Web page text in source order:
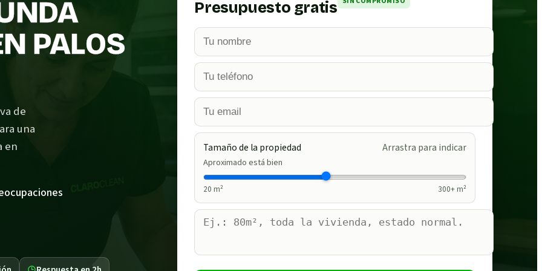
PALOS
de
una
en
Presupuesto gratis
Tamaño de la propiedad Arrastra para indicar
Aproximado está bien
20 m² 300+ m²